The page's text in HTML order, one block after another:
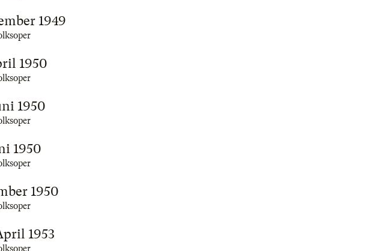
1949
1950
1950
1950
1950
1953